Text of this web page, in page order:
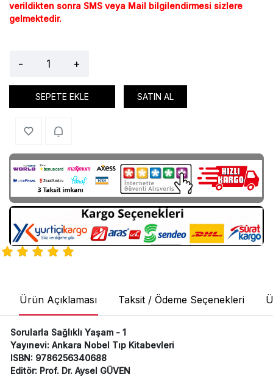
verildikten sonra SMS veya Mail bilgilendirmesi sizlere
gelmektedir.
- +
SEPETE EKLE SATIN AL
Ürün Açıklaması Taksit / Ödeme Seçenekleri
Sorularla Sağlıklı Yaşam - 1
Yayınevi: Ankara Nobel Tıp Kitabevleri
ISBN: 9786256340688
Editör: Prof. Dr. Aysel GÜVEN